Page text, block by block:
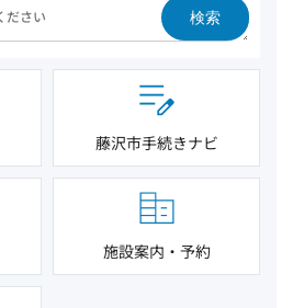
検索
藤沢市手続きナビ
施設案内・予約